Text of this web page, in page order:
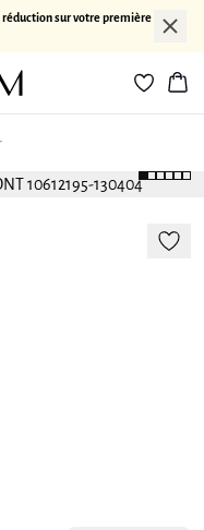
sur votre première